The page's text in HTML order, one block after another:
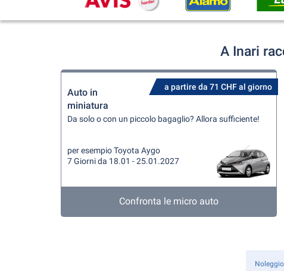
A Inari
a partire da 71 CHF al giorno
Auto in
miniatura
Da solo o con un piccolo bagaglio? Allora sufficiente!
per esempio Toyota Aygo
7 Giorni da 18.01 - 25.01.2027
Confronta le micro auto